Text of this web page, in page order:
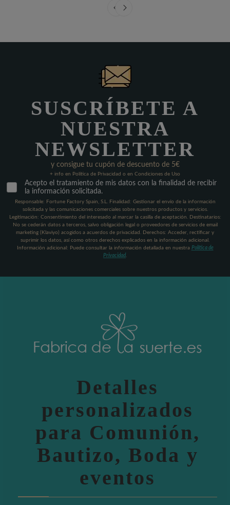
SUSCRÍBETE A
NUESTRA
NEWSLETTER
y consigue tu cupón de descuento de 5€
+ info en Política de Privacidad o en Condiciones de Uso
Acepto el tratamiento de mis datos con la finalidad de recibir
la información solicitada.
Responsable: Fortune Factory Spain, S.L. Finalidad: Gestionar el envío de la información
solicitada y las comunicaciones comerciales sobre nuestros productos y servicios.
Legitimación: Consentimiento del interesado al marcar la casilla de aceptación. Destinatarios:
No se cederán datos a terceros, salvo obligación legal o proveedores de servicios de email
marketing (Klaviyo) acogidos a acuerdos de privacidad. Derechos: Acceder, rectificar y
suprimir los datos, así como otros derechos explicados en la información adicional.
Información adicional: Puede consultar la información detallada en nuestra Política de
Privacidad
Detalles
personalizados
para Comunión,
Bautizo, Boda y
eventos